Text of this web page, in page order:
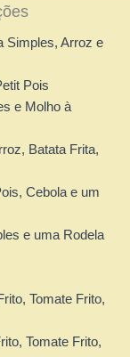
Simples, Arroz e
Pois
e Molho à
Batata Frita,
Cebola e um
e uma Rodela
Tomate Frito,
Tomate Frito,